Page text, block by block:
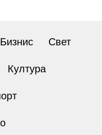
Бизнис Свет
Култура